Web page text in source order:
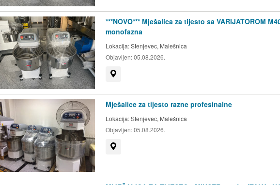
***NOVO*** Mješalica za tijesto sa VARIJATOROM
monofazna
Lokacija:Stenjevec, Malešnica
Objavljen:05.08.2026.
Mješalice za tijesto razne profesinalne
Lokacija:Stenjevec, Malešnica
Objavljen:05.08.2026.